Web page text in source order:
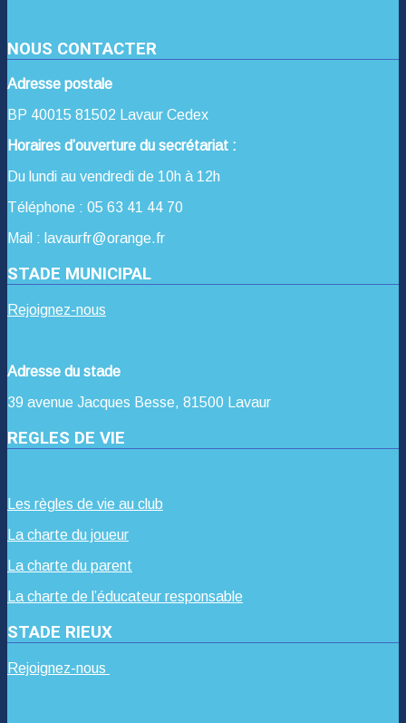
NOUS CONTACTER
Adresse postale
BP 40015 81502 Lavaur Cedex
Horaires d’ouverture du secrétariat :
Du lundi au vendredi de 10h à 12h
Téléphone : 05 63 41 44 70
Mail : lavaurfr@orange.fr
STADE MUNICIPAL
Rejoignez-nous
Adresse du stade
39 avenue Jacques Besse, 81500 Lavaur
REGLES DE VIE
Les règles de vie au club
La charte du joueur
La charte du parent
La charte de l’éducateur responsable
STADE RIEUX
Rejoignez-nous